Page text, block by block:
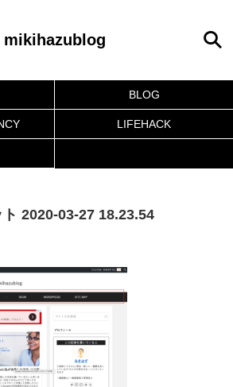
mikihazublog
BLOG
LIFEHACK
2020-03-27 18.23.54